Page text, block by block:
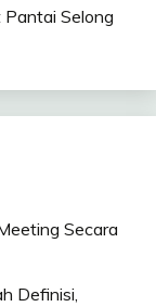
Selong
Secara
Definisi,